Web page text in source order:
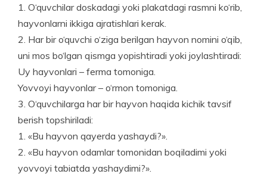
1. O‘quvchilar doskadagi yoki plakatdagi rasmni ko‘rib,
hayvonlarni ikkiga ajratishlari kerak.
2. Har bir o‘quvchi o‘ziga berilgan hayvon nomini o‘qib,
uni mos bo‘lgan qismga yopishtiradi yoki joylashtiradi:
Uy hayvonlari – ferma tomoniga.
Yovvoyi hayvonlar – o‘rmon tomoniga.
3. O‘quvchilarga har bir hayvon haqida kichik tavsif
berish topshiriladi:
1. «Bu hayvon qayerda yashaydi?».
2. «Bu hayvon odamlar tomonidan boqiladimi yoki
yovvoyi tabiatda yashaydimi?».